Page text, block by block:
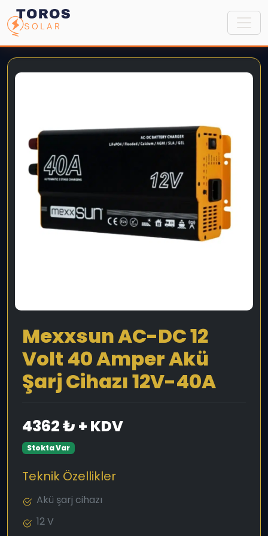
Mexxsun AC-DC 12
Volt 40 Amper Akü
Şarj Cihazı 12V-40A
4362 ₺ + KDV
Stokta Var
Teknik Özellikler
Akü şarj cihazı
12 V